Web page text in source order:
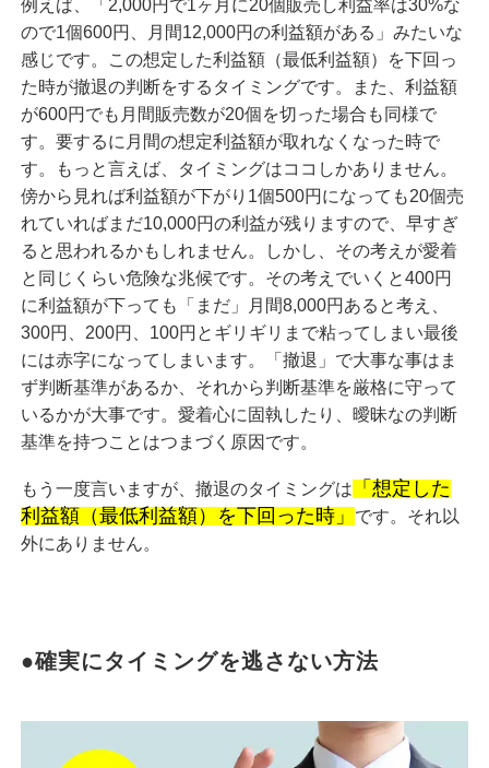
例えば、「2,000円で1ヶ月に20個販売し利益率は30%な
ので1個600円、月間12,000円の利益額がある」みたいな
感じです。この想定した利益額（最低利益額）を下回っ
た時が撤退の判断をするタイミングです。また、利益額
が600円でも月間販売数が20個を切った場合も同様で
す。要するに月間の想定利益額が取れなくなった時で
す。もっと言えば、タイミングはココしかありません。
傍から見れば利益額が下がり1個500円になっても20個売
れていればまだ10,000円の利益が残りますので、早すぎ
ると思われるかもしれません。しかし、その考えが愛着
と同じくらい危険な兆候です。その考えでいくと400円
に利益額が下っても「まだ」月間8,000円あると考え、
300円、200円、100円とギリギリまで粘ってしまい最後
には赤字になってしまいます。「撤退」で大事な事はま
ず判断基準があるか、それから判断基準を厳格に守って
いるかが大事です。愛着心に固執したり、曖昧なの判断
基準を持つことはつまづく原因です。
もう一度言いますが、撤退のタイミングは
「想定した
利益額（最低利益額）を下回った時」
です。それ以
外にありません。
●確実にタイミングを逃さない方法